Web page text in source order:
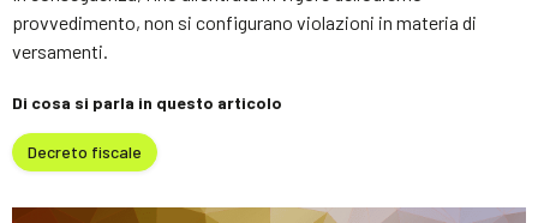
provvedimento, non si configurano violazioni in materia di
versamenti.
Di cosa si parla in questo articolo
Decreto fiscale